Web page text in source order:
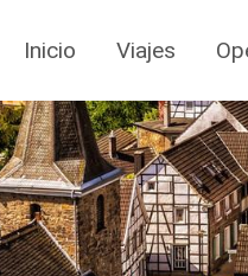
Inicio Viajes